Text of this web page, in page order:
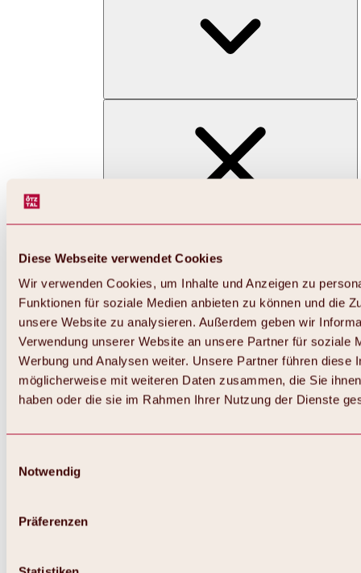
Diese Webseite verwendet Cookies
Wir verwenden Cookies, um Inhalte und Anzeigen zu
Funktionen für soziale Medien anbieten zu können und die
unsere Website zu analysieren. Außerdem geben wir
Verwendung unserer Website an unsere Partner für soziale
Werbung und Analysen weiter. Unsere Partner führen diese
möglicherweise mit weiteren Daten zusammen, die Sie
haben oder die sie im Rahmen Ihrer Nutzung der Dienste
Notwendig
Präferenzen